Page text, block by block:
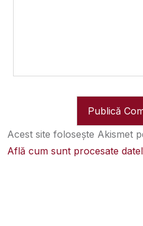
Acest site folosește Akismet
Află cum sunt procesate